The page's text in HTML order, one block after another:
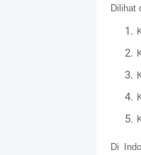
Dilihat
Di